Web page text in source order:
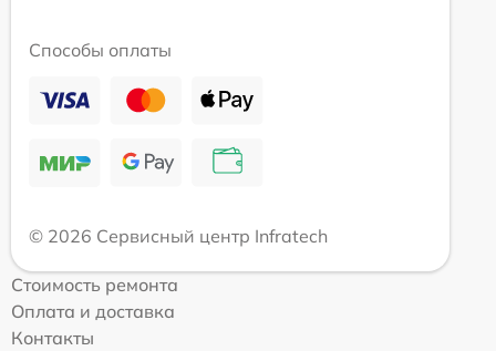
Способы оплаты
© 2026 Сервисный центр Infratech
Стоимость ремонта
Оплата и доставка
Контакты